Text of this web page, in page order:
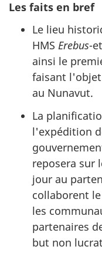
Les faits en bref
Le lieu
HMS Erebus-
ainsi le
faisant
au Nunavut.
La
l'expédition
reposera sur
jour au
collaborent
les
partenaires
but non